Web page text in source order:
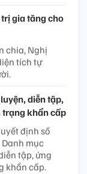
gia tăng cho
chia, Nghị
tích tự
diễn tập,
trạng khẩn cấp
định số
mục
tập, ứng
khẩn cấp.